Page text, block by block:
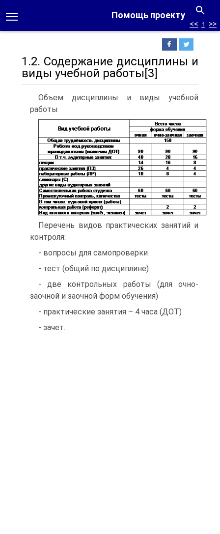
Помощь проекту
<< ↑ >>
1.2. Содержание дисциплины и
виды учебной работы[3]
Объем дисциплины и виды учебной
работы
Перечень видов практических занятий и
контроля:
- вопросы для самопроверки
- тест (общий по дисциплине)
- две контрольных работы (для очно-
заочной и заочной форм обучения)
- практические занятия – 4 часа (ДОТ)
- зачет.